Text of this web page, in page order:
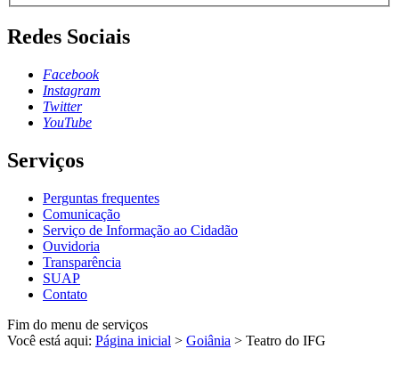
Redes Sociais
Facebook
Instagram
Twitter
YouTube
Serviços
Perguntas frequentes
Comunicação
Serviço de Informação ao Cidadão
Ouvidoria
Transparência
SUAP
Contato
Fim do menu de serviços
Você está aqui: Página inicial > Goiânia > Teatro do IFG